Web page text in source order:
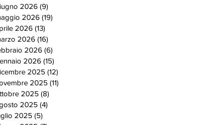
2026 (9)
2026 (19)
2026 (13)
2026 (16)
2026 (6)
2026 (15)
2025 (12)
2025 (11)
2025 (8)
2025 (4)
2025 (5)